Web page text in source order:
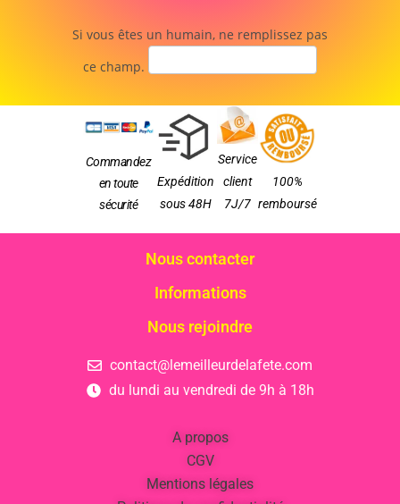
Si vous êtes un humain, ne remplissez pas
ce champ.
Commandez
en toute
sécurité
Expédition
sous 48H
Service
client
7J/7
100%
remboursé
Nous contacter
Informations
Nous rejoindre
contact@lemeilleurdelafete.com
du lundi au vendredi de 9h à 18h
A propos
CGV
Mentions légales